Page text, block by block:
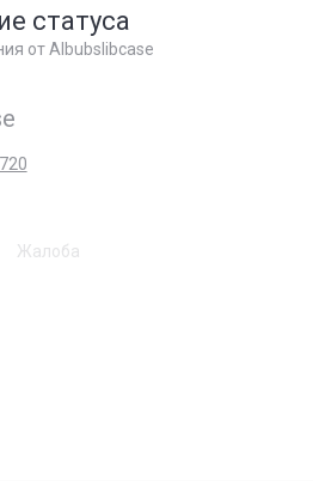
статуса
от Albubslibcase
Жалоба